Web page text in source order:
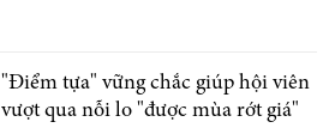
"Điểm tựa" vững chắc giúp hội viên
vượt qua nỗi lo "được mùa rớt giá"